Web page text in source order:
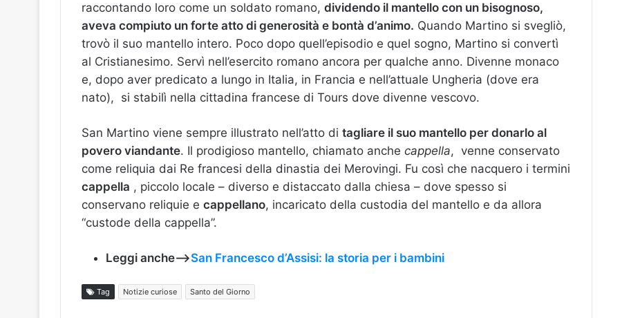
raccontando loro come un soldato romano, dividendo il mantello con un bisognoso,
aveva compiuto un forte atto di generosità e bontà d’animo. Quando Martino si svegliò,
trovò il suo mantello intero. Poco dopo quell’episodio e quel sogno, Martino si convertì
al Cristianesimo. Servì nell’esercito romano ancora per qualche anno. Divenne monaco
e, dopo aver predicato a lungo in Italia, in Francia e nell’attuale Ungheria (dove era
nato), si stabilì nella cittadina francese di Tours dove divenne vescovo.
San Martino viene sempre illustrato nell’atto di tagliare il suo mantello per donarlo al
povero viandante. Il prodigioso mantello, chiamato anche cappella, venne conservato
come reliquia dai Re francesi della dinastia dei Merovingi. Fu così che nacquero i termini
cappella , piccolo locale – diverso e distaccato dalla chiesa – dove spesso si
conservano reliquie e cappellano, incaricato della custodia del mantello e da allora
“custode della cappella”.
Leggi anche—>San Francesco d’Assisi: la storia per i bambini
Tag Notizie curiose Santo del Giorno